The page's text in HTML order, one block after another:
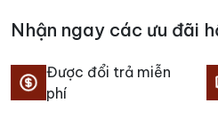
Nhận ngay các ưu đãi
Được đổi trả miễn
phí